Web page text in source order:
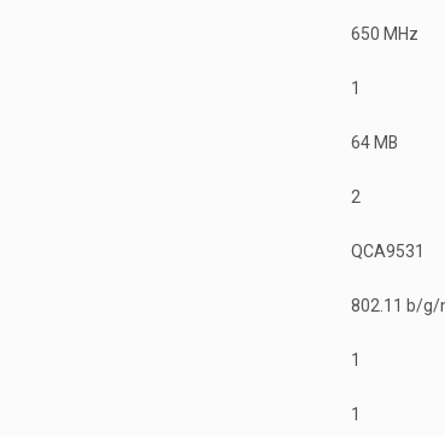
650 MHz
1
64 MB
2
QCA9531
802.11 b/g/
1
1